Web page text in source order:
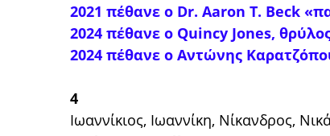
2021 πέθανε ο Dr. Aaron T. Beck
2024 πέθανε ο Quincy Jones,
2024 πέθανε ο Αντώνης
4
Ιωαννίκιος, Ιωαννίκη, Νίκανδρος,